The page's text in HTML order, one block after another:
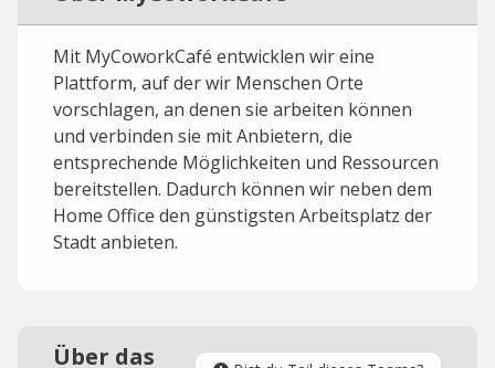
Mit MyCoworkCafé entwicklen wir eine
Plattform, auf der wir Menschen Orte
vorschlagen, an denen sie arbeiten können
und verbinden sie mit Anbietern, die
entsprechende Möglichkeiten und Ressourcen
bereitstellen. Dadurch können wir neben dem
Home Office den günstigsten Arbeitsplatz der
Stadt anbieten.
Über das